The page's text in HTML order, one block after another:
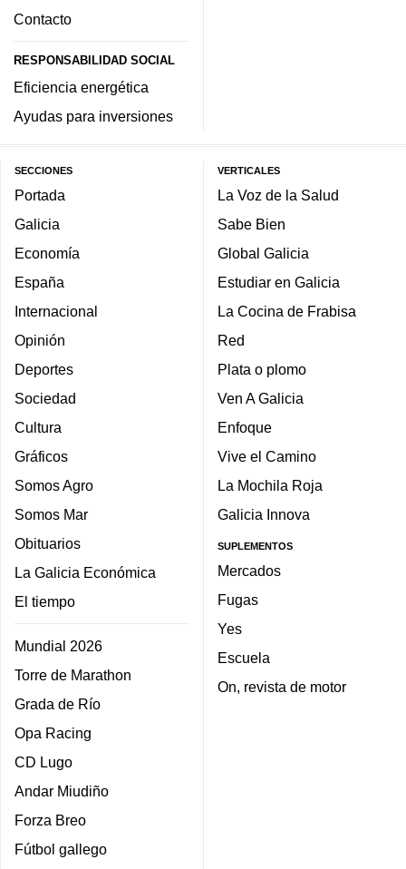
Contacto
RESPONSABILIDAD SOCIAL
Eficiencia energética
Ayudas para inversiones
SECCIONES
Portada
Galicia
Economía
España
Internacional
Opinión
Deportes
Sociedad
Cultura
Gráficos
Somos Agro
Somos Mar
Obituarios
La Galicia Económica
El tiempo
Mundial 2026
Torre de Marathon
Grada de Río
Opa Racing
CD Lugo
Andar Miudiño
Forza Breo
Fútbol gallego
VERTICALES
La Voz de la Salud
Sabe Bien
Global Galicia
Estudiar en Galicia
La Cocina de Frabisa
Red
Plata o plomo
Ven A Galicia
Enfoque
Vive el Camino
La Mochila Roja
Galicia Innova
SUPLEMENTOS
Mercados
Fugas
Yes
Escuela
On, revista de motor